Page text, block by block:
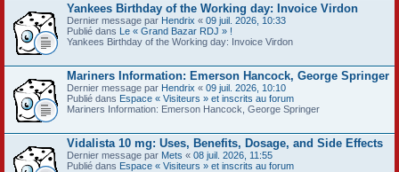
Yankees Birthday of the Working day: Invoice Virdon
Dernier message par Hendrix « 09 juil. 2026, 10:33
Publié dans Le « Grand Bazar RDJ » !
Yankees Birthday of the Working day: Invoice Virdon
Mariners Information: Emerson Hancock, George Springer
Dernier message par Hendrix « 09 juil. 2026, 10:10
Publié dans Espace « Visiteurs » et inscrits au forum
Mariners Information: Emerson Hancock, George Springer
Vidalista 10 mg: Uses, Benefits, Dosage, and Side Effects
Dernier message par Mets « 08 juil. 2026, 11:55
Publié dans Espace « Visiteurs » et inscrits au forum